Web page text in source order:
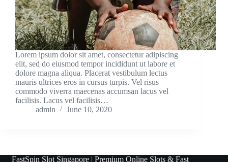
Lorem ipsum dolor sit amet, consectetur adipiscing
elit, sed do eiusmod tempor incididunt ut labore et
dolore magna aliqua. Placerat vestibulum lectus
mauris ultrices eros in cursus turpis. Vel risus
commodo viverra maecenas accumsan lacus vel
facilisis. Lacus vel facilisis…
admin
June 10, 2020
FastSpin Slot Singapore | Premium Online Slots & Fast